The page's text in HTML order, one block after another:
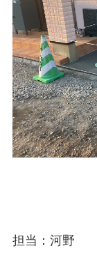
担当：河野